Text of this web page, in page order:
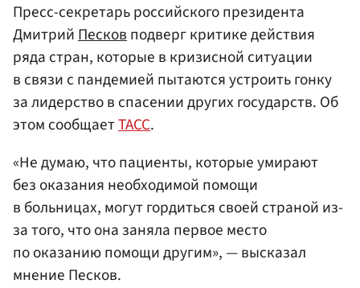
Пресс-секретарь российского президента
ДмитрийПесковподверг критике действия
ряда стран, которые в кризисной ситуации
в связи с пандемией пытаются устроить гонку
за лидерство в спасении других государств. Об
этом сообщаетТАСС.
«Не думаю, что пациенты, которые умирают
без оказания необходимой помощи
в больницах, могут гордиться своей страной из-
за того, что она заняла первое место
по оказанию помощи другим», — высказал
мнение Песков.